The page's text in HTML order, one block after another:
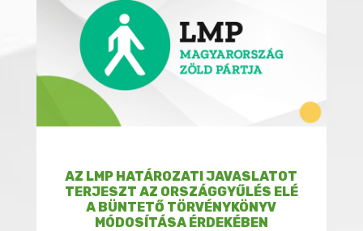
AZ LMP HATÁROZATI JAVASLATOT
TERJESZT AZ ORSZÁGGYŰLÉS ELÉ
A BÜNTETŐ TÖRVÉNYKÖNYV
MÓDOSÍTÁSA ÉRDEKÉBEN